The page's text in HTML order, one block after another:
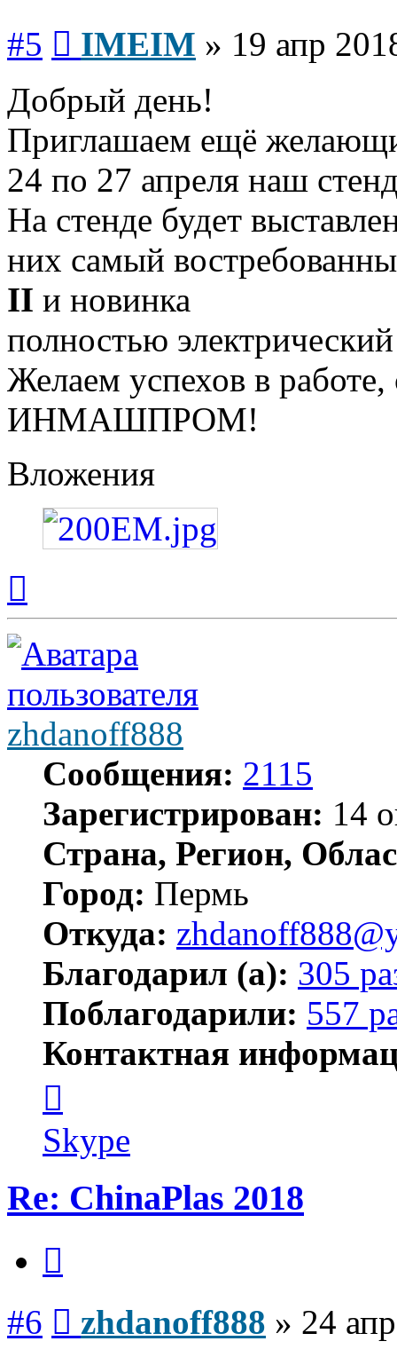
#5 IMEIM » 19 апр
Добрый день!
Приглашаем ещё
24 по 27 апреля наш
На стенде будет
них самый
II и новинка
полностью
Желаем успехов в
ИНМАШПРОМ!
Вложения
началу
zhdanoff888
Сообщения: 2115
Зарегистрирован: 14
Страна, Регион,
Город: Пермь
Откуда:
Благодарил (а): 305
Поблагодарили: 557
Контактная
пользователя
zhdanoff888
Skype
Re: ChinaPlas 2018
#6 zhdanoff888 » 24